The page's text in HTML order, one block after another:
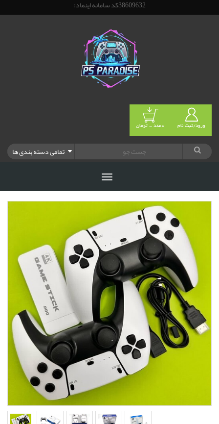
38609632کد سامانه اینماد:
ورود/ثبت نام 0عدد - تومان
تمامی دسته بندی ها